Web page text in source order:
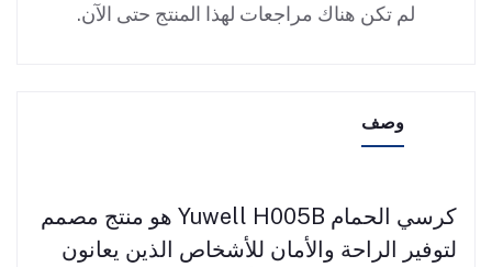
لم تكن هناك مراجعات لهذا المنتج حتى الآن.
وصف
كرسي الحمام Yuwell H005B هو منتج مصمم
لتوفير الراحة والأمان للأشخاص الذين يعانون